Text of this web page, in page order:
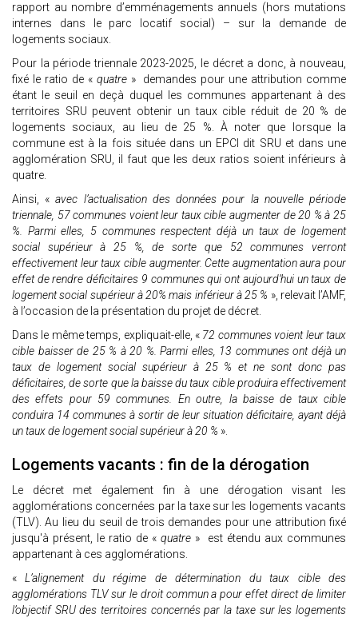
rapport au nombre d’emménagements annuels (hors mutations
internes dans le parc locatif social) – sur la demande de
logements sociaux.
Pour la période triennale 2023-2025, le décret a donc, à nouveau,
fixé le ratio de « quatre» demandes pour une attribution comme
étant le seuil en deçà duquel les communes appartenant à des
territoires SRU peuvent obtenir un taux cible réduit de 20 % de
logements sociaux, au lieu de 25 %. À noter que lorsque la
commune est à la fois située dans un EPCI dit SRU et dans une
agglomération SRU, il faut que les deux ratios soient inférieurs à
quatre.
Ainsi, «avec l’actualisation des données pour la nouvelle période
triennale, 57 communes voient leur taux cible augmenter de 20 % à 25
%. Parmi elles, 5 communes respectent déjà un taux de logement
social supérieur à 25 %, de sorte que 52 communes verront
effectivement leur taux cible augmenter. Cette augmentation aura pour
effet de rendre déficitaires 9 communes qui ont aujourd’hui un taux de
logement social supérieur à 20% mais inférieur à 25 % », relevait l’AMF,
à l’occasion de la présentation du projet de décret.
Dans le même temps, expliquait-elle, « 72 communes voient leur taux
cible baisser de 25 % à 20 %. Parmi elles, 13 communes ont déjà un
taux de logement social supérieur à 25 % et ne sont donc pas
déficitaires, de sorte que la baisse du taux cible produira effectivement
des effets pour 59 communes. En outre, la baisse de taux cible
conduira 14 communes à sortir de leur situation déficitaire, ayant déjà
un taux de logement social supérieur à 20 % ».
Logements vacants : fin de la dérogation
Le décret met également fin à une dérogation visant les
agglomérations concernées par la taxe sur les logements vacants
(TLV). Au lieu du seuil de trois demandes pour une attribution fixé
jusqu'à présent, le ratio de « quatre » est étendu aux communes
appartenant à ces agglomérations.
«L’alignement du régime de détermination du taux cible des
agglomérations TLV sur le droit commun a pour effet direct de limiter
l’objectif SRU des territoires concernés par la taxe sur les logements